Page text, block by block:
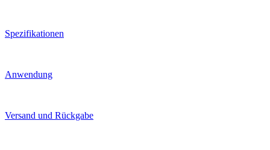
Spezifikationen
Anwendung
Versand und Rückgabe